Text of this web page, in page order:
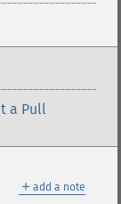
a Pull
＋ add a note